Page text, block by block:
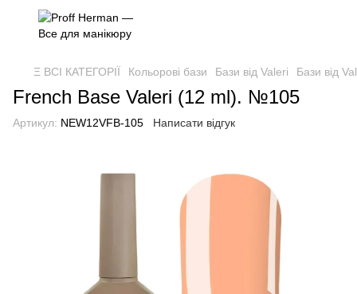
Ξ ВСІ КАТЕГОРІЇ Кольорові бази Бази від Valeri Бази від
French Base Valeri (12 ml). №105
Артикул: NEW12VFB-105 Написати відгук